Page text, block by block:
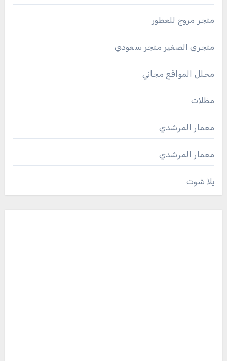
متجر مروج للعطور
متجري الصغير متجر سعودي
محلل المواقع مجاني
مظلات
معمار المرشدي
معمار المرشدي
يلا شوت